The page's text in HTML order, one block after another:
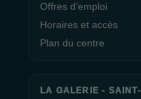
Offres d’emploi
Horaires et accès
Plan du centre
LA GALERIE -